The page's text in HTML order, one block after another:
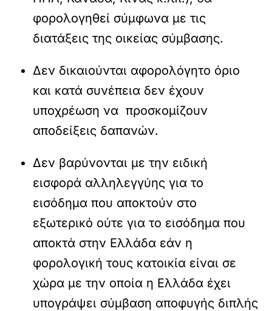
φορολογηθεί σύμφωνα με τις
διατάξεις της οικείας σύμβασης.
Δεν δικαιούνται αφορολόγητο όριο
και κατά συνέπεια δεν έχουν
υποχρέωση να προσκομίζουν
αποδείξεις δαπανών.
Δεν βαρύνονται με την ειδική
εισφορά αλληλεγγύης για το
εισόδημα που αποκτούν στο
εξωτερικό ούτε για το εισόδημα που
αποκτά στην Ελλάδα εάν η
φορολογική τους κατοικία είναι σε
χώρα με την οποία η Ελλάδα έχει
υπογράψει σύμβαση αποφυγής διπλής